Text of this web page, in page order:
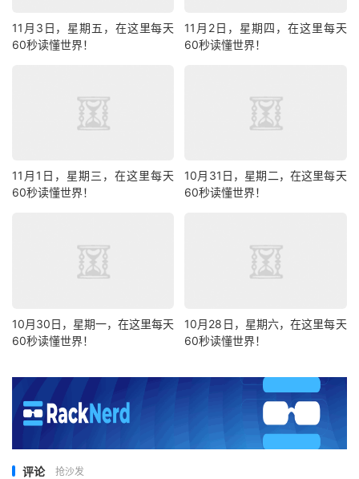
11月3日，星期五，在这里每天
60秒读懂世界！
11月2日，星期四，在这里每天
60秒读懂世界！
11月1日，星期三，在这里每天
60秒读懂世界！
10月31日，星期二，在这里每天
60秒读懂世界！
10月30日，星期一，在这里每天
60秒读懂世界！
10月28日，星期六，在这里每天
60秒读懂世界！
评论 抢沙发